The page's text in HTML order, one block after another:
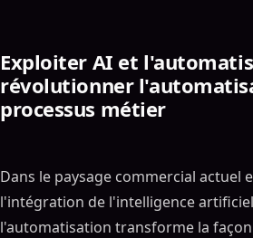
Exploiter AI et
révolutionner
processus métier
Dans le paysage commercial actuel
l'intégration de l'intelligence
l'automatisation transforme la